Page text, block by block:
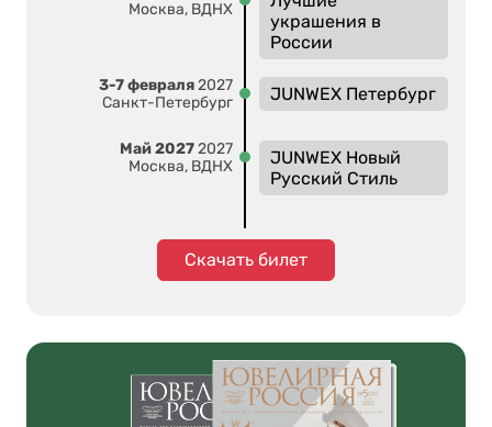
Москва, ВДНХ
украшения в
России
3-7 февраля2027
Санкт-Петербург
JUNWEX Петербург
Май 20272027
Москва, ВДНХ
JUNWEX Новый
Русский Стиль
Скачать билет